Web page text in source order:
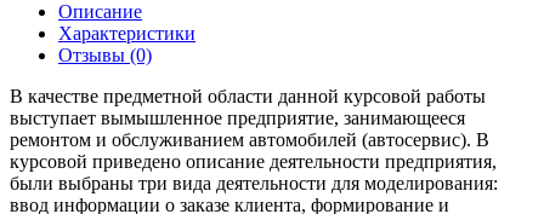
Описание
Характеристики
Отзывы (0)
В качестве предметной области данной курсовой работы
выступает вымышленное предприятие, занимающееся
ремонтом и обслуживанием автомобилей (автосервис). В
курсовой приведено описание деятельности предприятия,
были выбраны три вида деятельности для моделирования:
ввод информации о заказе клиента, формирование и